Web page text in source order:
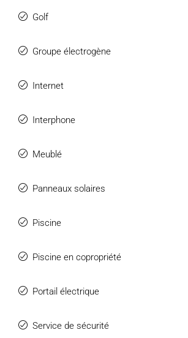
Golf
Groupe électrogène
Internet
Interphone
Meublé
Panneaux solaires
Piscine
Piscine en copropriété
Portail électrique
Service de sécurité